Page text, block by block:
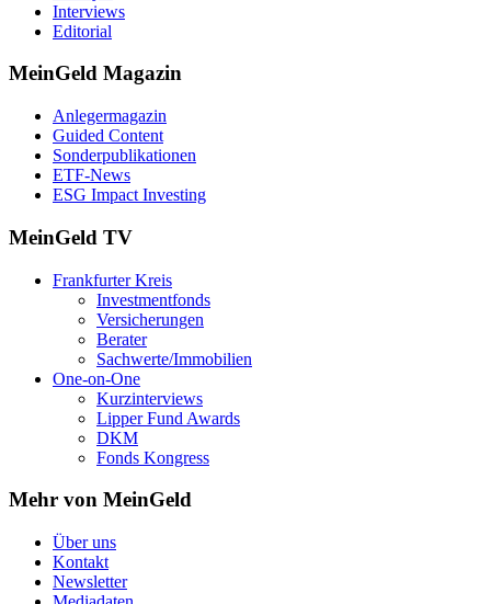
Interviews
Editorial
MeinGeld Magazin
Anlegermagazin
Guided Content
Sonderpublikationen
ETF-News
ESG Impact Investing
MeinGeld TV
Frankfurter Kreis
Investmentfonds
Versicherungen
Berater
Sachwerte/Immobilien
One-on-One
Kurzinterviews
Lipper Fund Awards
DKM
Fonds Kongress
Mehr von MeinGeld
Über uns
Kontakt
Newsletter